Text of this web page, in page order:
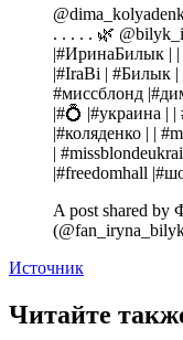
. . . . . 🌿
|#ИринаБилык | |
|#IraBi | #Билык |
#миссблонд
|#💍 |#украина |
|#коляденко | |
|
|#freedomhall
A post shared
Источник
Читайте